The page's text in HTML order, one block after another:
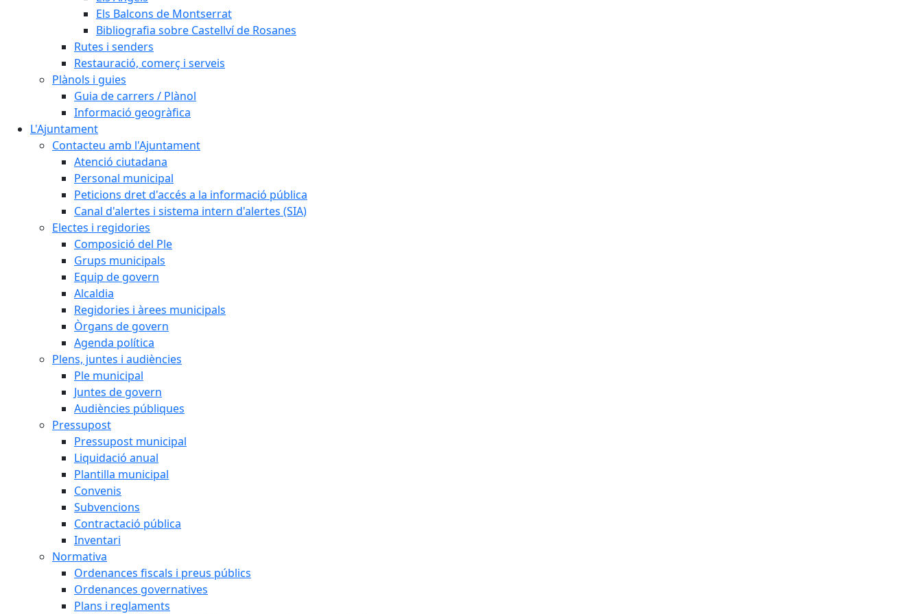
Els Balcons de Montserrat
Bibliografia sobre Castellví de Rosanes
Rutes i senders
Restauració, comerç i serveis
Plànols i guies
Guia de carrers / Plànol
Informació geogràfica
L'Ajuntament
Contacteu amb l'Ajuntament
Atenció ciutadana
Personal municipal
Peticions dret d'accés a la informació pública
Canal d'alertes i sistema intern d'alertes (SIA)
Electes i regidories
Composició del Ple
Grups municipals
Equip de govern
Alcaldia
Regidories i àrees municipals
Òrgans de govern
Agenda política
Plens, juntes i audiències
Ple municipal
Juntes de govern
Audiències públiques
Pressupost
Pressupost municipal
Liquidació anual
Plantilla municipal
Convenis
Subvencions
Contractació pública
Inventari
Normativa
Ordenances fiscals i preus públics
Ordenances governatives
Plans i reglaments